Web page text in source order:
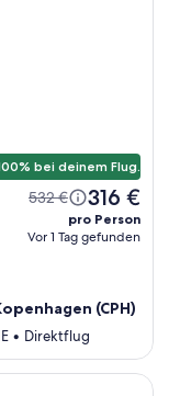
bei deinem Flug.
532 € 316 €
pro Person
Vor 1 Tag gefunden
(CPH)
• Direktflug